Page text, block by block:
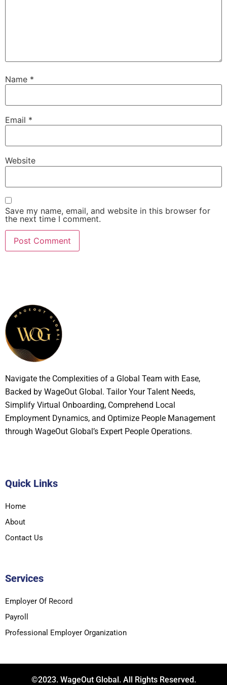
Name *
Email *
Website
Save my name, email, and website in this browser for
the next time I comment.
Navigate the Complexities of a Global Team with Ease,
Backed by WageOut Global. Tailor Your Talent Needs,
Simplify Virtual Onboarding, Comprehend Local
Employment Dynamics, and Optimize People Management
through WageOut Global’s Expert People Operations.
Quick Links
Home
About
Contact Us
Services
Employer Of Record
Payroll
Professional Employer Organization
©2023. WageOut Global. All Rights Reserved.